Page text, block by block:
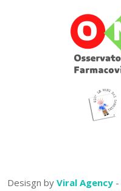
Desisgn by Viral Agency -